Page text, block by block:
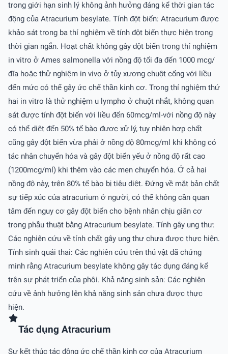
trong giới hạn sinh lý không ảnh hưởng đáng kể thời gian tác
động của Atracurium besylate. Tính đột biến: Atracurium được
khảo sát trong ba thí nghiệm về tính đột biến thực hiện trong
thời gian ngắn. Hoạt chất không gây đột biến trong thí nghiệm
in vitro ở Ames salmonella với nồng độ tối đa đến 1000 mcg/
đĩa hoặc thử nghiệm in vivo ở tủy xương chuột cống với liều
đến mức có thể gây ức chế thần kinh cơ. Trong thí nghiệm thứ
hai in vitro là thử nghiệm u lympho ở chuột nhắt, không quan
sát được tính đột biến với liều đến 60mcg/ml-với nồng độ này
có thể diệt đến 50% tế bào được xử lý, tuy nhiên hợp chất
cũng gây đột biến vừa phải ở nồng độ 80mcg/ml khi không có
tác nhân chuyển hóa và gây đột biến yếu ở nồng độ rất cao
(1200mcg/ml) khi thêm vào các men chuyển hóa. Ở cả hai
nồng độ này, trên 80% tế bào bị tiêu diệt. Ðứng về mặt bản chất
sự tiếp xúc của atracurium ở người, có thể không cần quan
tâm đến nguy cơ gây đột biến cho bệnh nhân chịu giãn cơ
trong phẫu thuật bằng Atracurium besylate. Tính gây ung thư:
Các nghiên cứu về tính chất gây ung thư chưa được thực hiện.
Tính sinh quái thai: Các nghiên cứu trên thú vật đã chứng
minh rằng Atracurium besylate không gây tác dụng đáng kể
trên sự phát triển của phôi. Khả năng sinh sản: Các nghiên
cứu về ảnh hưởng lên khả năng sinh sản chưa được thực
hiện.
Tác dụng Atracurium
Sự kết thúc tác động ức chế thần kinh cơ của Atracurium